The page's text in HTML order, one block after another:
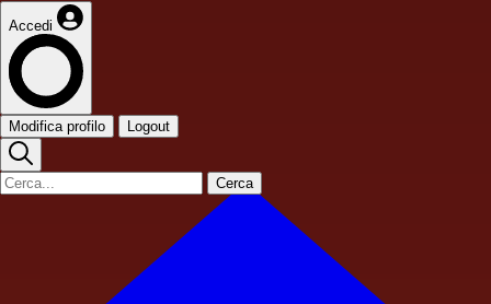
Accedi
Modifica profilo Logout
Cerca